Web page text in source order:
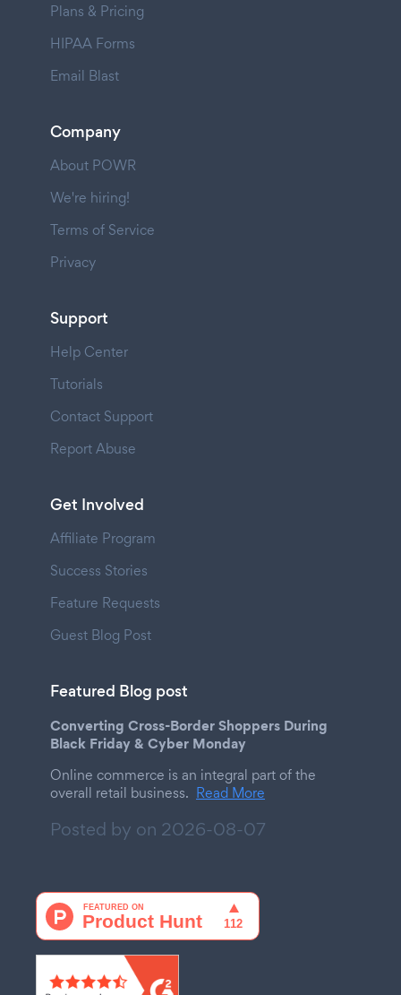
Plans & Pricing
HIPAA Forms
Email Blast
Company
About POWR
We're hiring!
Terms of Service
Privacy
Support
Help Center
Tutorials
Contact Support
Report Abuse
Get Involved
Affiliate Program
Success Stories
Feature Requests
Guest Blog Post
Featured Blog post
Converting Cross-Border Shoppers During
Black Friday & Cyber Monday
Online commerce is an integral part of the
overall retail business. Read More
Posted by on 2026-08-07